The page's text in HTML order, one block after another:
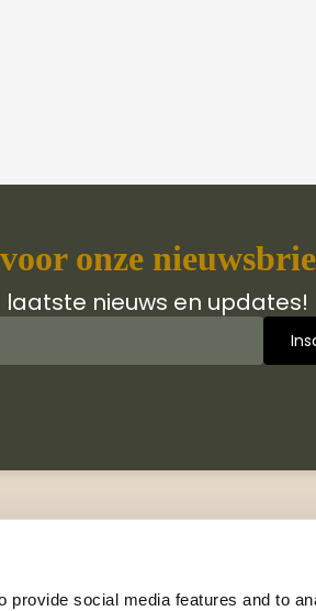
social media features and to
onze
laatste nieuws en updates!
Neem contact met ons op